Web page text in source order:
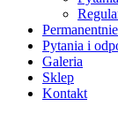
Pytania i
Galeria
Sklep
Kontakt